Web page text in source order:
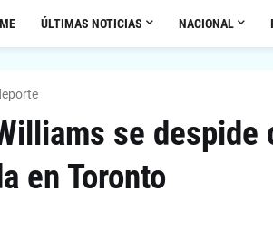
ÚLTIMAS NOTICIAS NACIONAL
se
en Toronto